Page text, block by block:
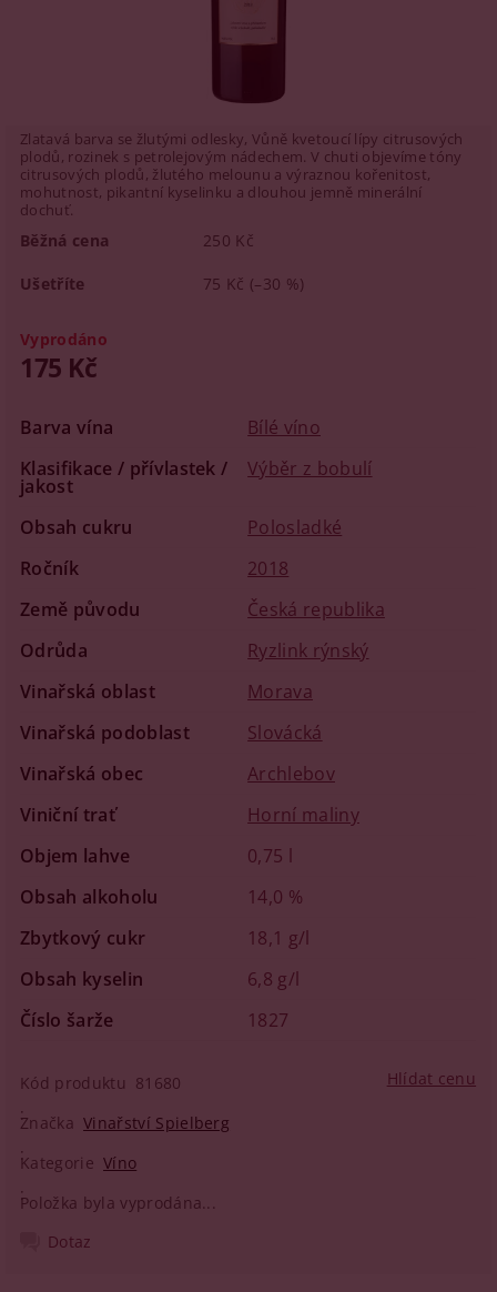
Zlatavá barva se žlutými odlesky, Vůně kvetoucí lípy citrusových
plodů, rozinek s petrolejovým nádechem. V chuti objevíme tóny
citrusových plodů, žlutého melounu a výraznou kořenitost,
mohutnost, pikantní kyselinku a dlouhou jemně minerální
dochuť.
Vyprodáno
Běžná cena 250 Kč
Ušetříte 75 Kč (–30 %)
175 Kč
Barva vína
Bílé víno
Klasifikace / přívlastek /
jakost
Výběr z bobulí
Obsah cukru
Polosladké
Ročník
2018
Země původu
Česká republika
Odrůda
Ryzlink rýnský
Vinařská oblast
Morava
Vinařská podoblast
Slovácká
Vinařská obec
Archlebov
Viniční trať
Horní maliny
Objem lahve
0,75 l
Obsah alkoholu
14,0 %
Zbytkový cukr
18,1 g/l
Obsah kyselin
6,8 g/l
Číslo šarže
1827
Kód produktu 81680
Značka Vinařství Spielberg
Kategorie Víno
Položka byla vyprodána...
Hlídat cenu
Dotaz